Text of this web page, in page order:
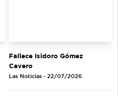
Fallece Isidoro Gómez
Cavero
Las Noticias - 22/07/2026